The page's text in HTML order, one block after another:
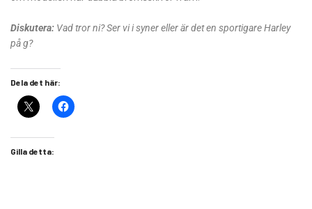
Diskutera: Vad tror ni? Ser vi i syner eller är det en sportigare Harley
på g?
Dela det här:
Gilla detta: